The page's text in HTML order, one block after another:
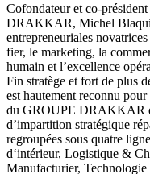
Cofondateur et co-
DRAKKAR, Michel
entrepreneuriales
fier, le marketing, la
humain et l’excellence
Fin stratège et fort de plus
est hautement reconnu
du GROUPE DRAKKAR
d’impartition stratégique
regroupées sous quatre
d‘intérieur, Logistique &
Manufacturier, Technologie